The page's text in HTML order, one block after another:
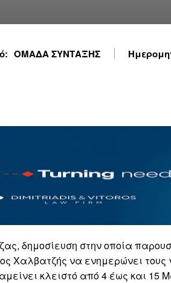
ΟΜΑΔΑ ΣΥΝΤΑΞΗΣ
δημοσίευση στην οποία
Χαλβατζής να ενημερώνει
κλειστό από 4 έως και 15